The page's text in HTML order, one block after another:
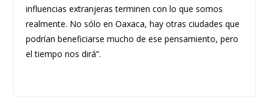
influencias extranjeras terminen con lo que somos
realmente. No sólo en Oaxaca, hay otras ciudades que
podrían beneficiarse mucho de ese pensamiento, pero
el tiempo nos dirá”.